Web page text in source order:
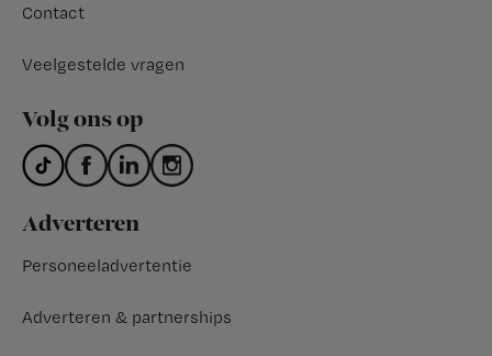
Contact
Veelgestelde vragen
Volg ons op
Adverteren
Personeeladvertentie
Adverteren & partnerships